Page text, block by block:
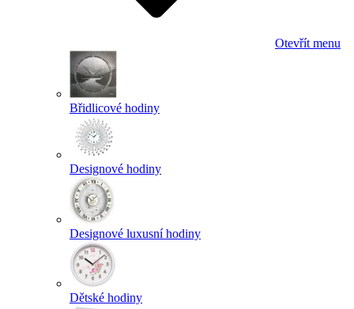
Otevřít menu
Břidlicové hodiny
Designové hodiny
Designové luxusní hodiny
Dětské hodiny